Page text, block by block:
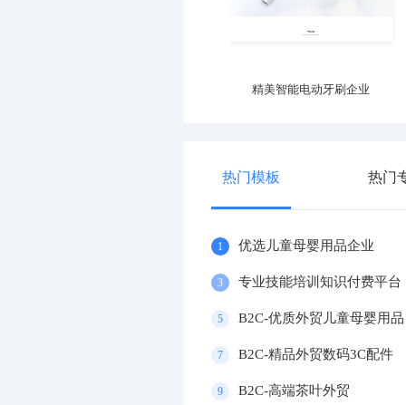
精美智能电动牙刷企业
热门模板 热门
1 优选儿童母婴用品企业
3 专业技能培训知识付费平台
5 B2C-优质外贸儿童母婴用品
7 B2C-精品外贸数码3C配件
9 B2C-高端茶叶外贸